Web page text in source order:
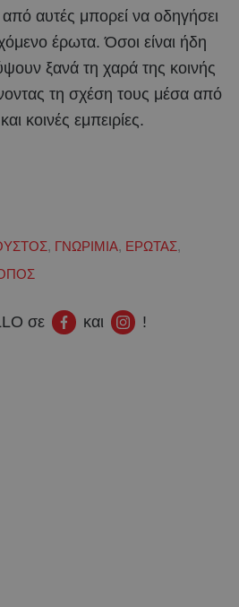
αυτές μπορεί να οδηγήσει
έρωτα. Όσοι είναι ήδη
ξανά τη χαρά της κοινής
τη σχέση τους μέσα από
κοινές εμπειρίες.
, ΓΝΩΡΙΜΙΑ, ΕΡΩΤΑΣ,
σε και !